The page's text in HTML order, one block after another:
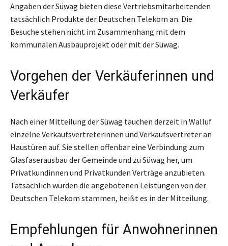
Angaben der Süwag bieten diese Vertriebsmitarbeitenden
tatsächlich Produkte der Deutschen Telekom an. Die
Besuche stehen nicht im Zusammenhang mit dem
kommunalen Ausbauprojekt oder mit der Süwag.
Vorgehen der Verkäuferinnen und
Verkäufer
Nach einer Mitteilung der Süwag tauchen derzeit in Walluf
einzelne Verkaufsvertreterinnen und Verkaufsvertreter an
Haustüren auf. Sie stellen offenbar eine Verbindung zum
Glasfaserausbau der Gemeinde und zu Süwag her, um
Privatkundinnen und Privatkunden Verträge anzubieten.
Tatsächlich würden die angebotenen Leistungen von der
Deutschen Telekom stammen, heißt es in der Mitteilung.
Empfehlungen für Anwohnerinnen